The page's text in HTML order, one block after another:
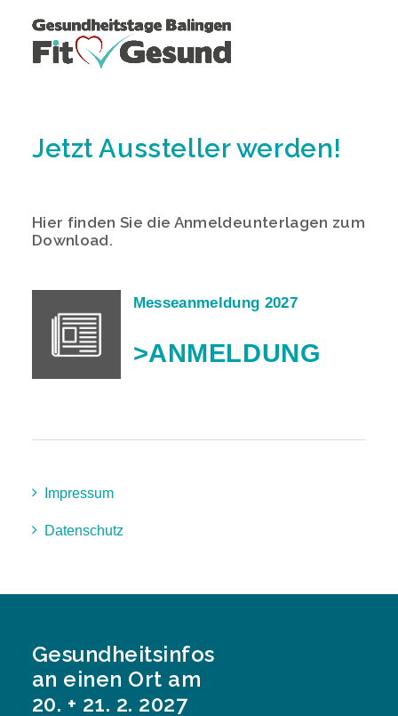
Jetzt Aussteller werden!
Hier finden Sie die Anmeldeunterlagen zum
Download.
Messeanmeldung 2027
>ANMELDUNG
Impressum
Datenschutz
Gesundheitsinfos
an einen Ort am
20. + 21. 2. 2027